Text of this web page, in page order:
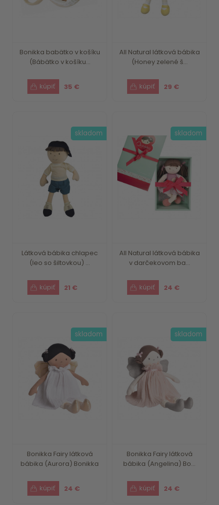
Bonikka babätko v košíku
(Bábätko v košíku...
35 €
All Natural látková bábika
(Honey zelené š...
29 €
Látková bábika chlapec
(leo so šiltovkou) ...
21 €
skladom
All Natural látková bábika
v darčekovom ba...
24 €
skladom
Bonikka Fairy látková
bábika (Aurora) Bonikka
24 €
skladom
Bonikka Fairy látková
bábika (Angelina) Bo...
24 €
skladom